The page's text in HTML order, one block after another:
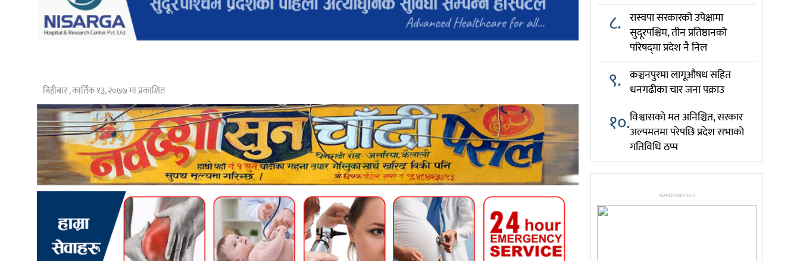
बिहीबार , कार्तिक १३, २०७७ मा प्रकाशित
८. रास्वपा सरकारको उपेक्षामा
सुदूरपश्चिम, तीन प्रतिष्ठानको
परिषद्‌मा प्रदेश नै निल
९. कञ्चनपुरमा लागूऔषध सहित
धनगढीका चार जना पक्राउ
१०.विश्वासको मत अनिश्चित, सरकार
अल्पमतमा परेपछि प्रदेश सभाको
गतिविधि ठप्प
ADVERTISEMENT